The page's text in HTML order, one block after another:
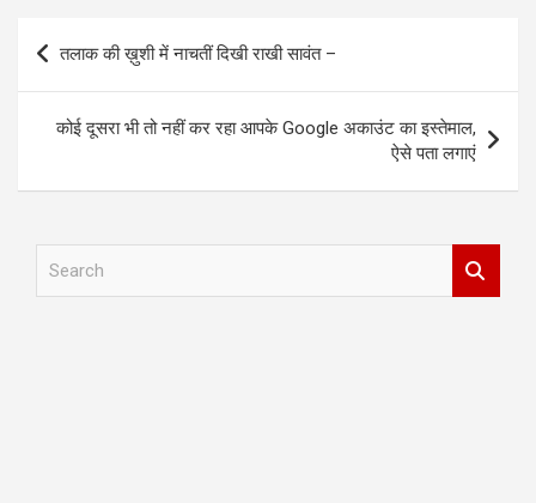
Post
navigation
तलाक की ख़ुशी में नाचतीं दिखी राखी सावंत –
कोई दूसरा भी तो नहीं कर रहा आपके Google अकाउंट का इस्तेमाल,
ऐसे पता लगाएं